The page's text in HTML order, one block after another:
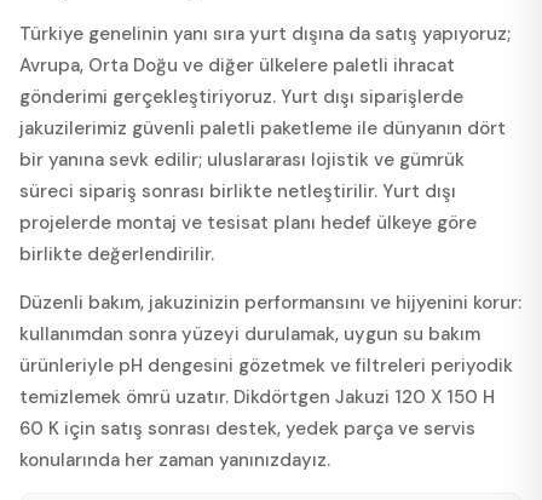
Türkiye genelinin yanı sıra yurt dışına da satış yapıyoruz;
Avrupa, Orta Doğu ve diğer ülkelere paletli ihracat
gönderimi gerçekleştiriyoruz. Yurt dışı siparişlerde
jakuzilerimiz güvenli paletli paketleme ile dünyanın dört
bir yanına sevk edilir; uluslararası lojistik ve gümrük
süreci sipariş sonrası birlikte netleştirilir. Yurt dışı
projelerde montaj ve tesisat planı hedef ülkeye göre
birlikte değerlendirilir.
Düzenli bakım, jakuzinizin performansını ve hijyenini korur:
kullanımdan sonra yüzeyi durulamak, uygun su bakım
ürünleriyle pH dengesini gözetmek ve filtreleri periyodik
temizlemek ömrü uzatır. Dikdörtgen Jakuzi 120 X 150 H
60 K için satış sonrası destek, yedek parça ve servis
konularında her zaman yanınızdayız.